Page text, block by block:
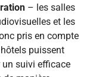
– les salles
et les
pris en compte
puissent
un suivi efficace